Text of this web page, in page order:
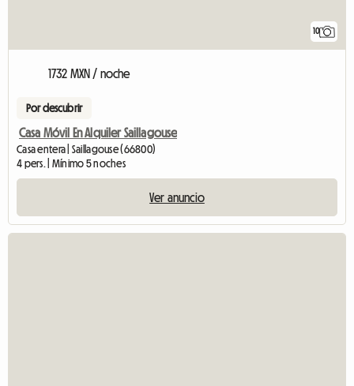
10
1732 MXN / noche
Por descubrir
Casa Móvil En Alquiler Saillagouse
Casa entera | Saillagouse (66800)
4 pers. | Mínimo 5 noches
Ver anuncio